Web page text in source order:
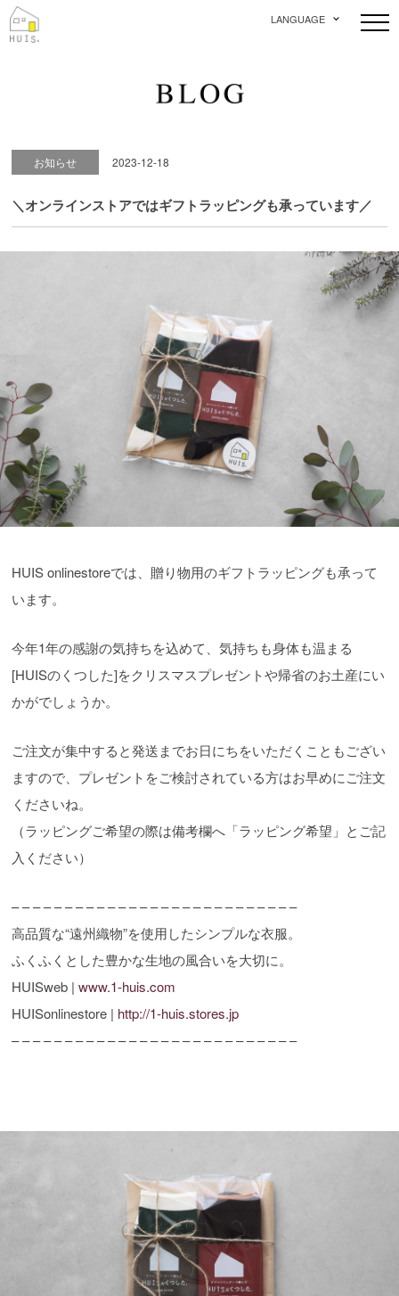
LANGUAGE
お知らせ 2023-12-18
＼オンラインストアではギフトラッピングも承っています／
HUIS onlinestoreでは、贈り物用のギフトラッピングも承って
います。
今年1年の感謝の気持ちを込めて、気持ちも身体も温まる
[HUISのくつした]をクリスマスプレゼントや帰省のお土産にい
かがでしょうか。
ご注文が集中すると発送までお日にちをいただくこともござい
ますので、プレゼントをご検討されている方はお早めにご注文
くださいね。
（ラッピングご希望の際は備考欄へ「ラッピング希望」とご記
入ください）
– – – – – – – – – – – – – – – – – – – – – – – – – – –
高品質な“遠州織物”を使用したシンプルな衣服。
ふくふくとした豊かな生地の風合いを大切に。
HUISweb |www.1-huis.com
HUISonlinestore | http://1-huis.stores.jp
– – – – – – – – – – – – – – – – – – – – – – – – – – –